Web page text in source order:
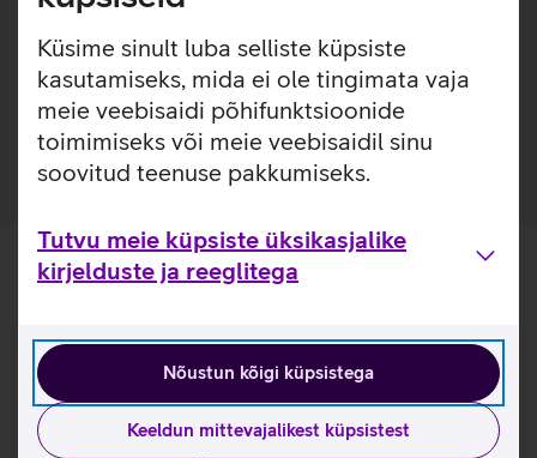
Küsime sinult luba selliste küpsiste
kasutamiseks, mida ei ole tingimata vaja
meie veebisaidi põhifunktsioonide
toimimiseks või meie veebisaidil sinu
soovitud teenuse pakkumiseks.
Tutvu meie küpsiste üksikasjalike
kirjelduste ja reeglitega
Nõustun kõigi küpsistega
Keeldun mittevajalikest küpsistest
pehmest TPU materjalist, et kaitsta sinu telefoni
Kaitseümbrise materjal annab paindlikkuse selle hõlpsaks
eemaldamiseks. Kaarditasku on mõeldud ühe kaardi
hoiustamiseks.